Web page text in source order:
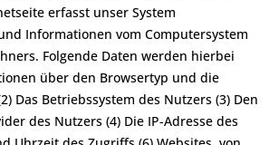
erfasst unser System
Informationen vom Computersystem
Folgende Daten werden hierbei
über den Browsertyp und die
Das Betriebssystem des Nutzers (3) Den
des Nutzers (4) Die IP-Adresse des